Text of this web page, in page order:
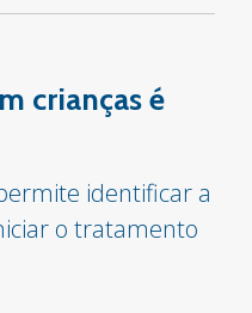
crianças é
identificar a
o tratamento